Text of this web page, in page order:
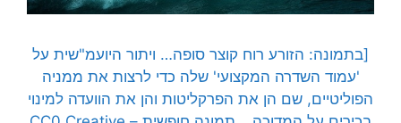
[בתמונה: הזורע רוח קוצר סופה… ויתור היועמ"שית על
'עמוד השדרה המקצועי' שלה כדי לרצות את ממניה
הפוליטיים, שם הן את הפרקליטות והן את הוועדה למינוי